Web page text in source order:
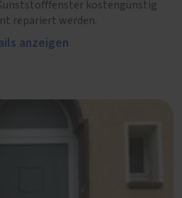
kostengünstig
repariert werden.
anzeigen